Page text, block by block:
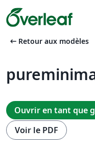
arrow_left_alt Retour aux modèles
Ouvrir en tant que
Voir le PDF